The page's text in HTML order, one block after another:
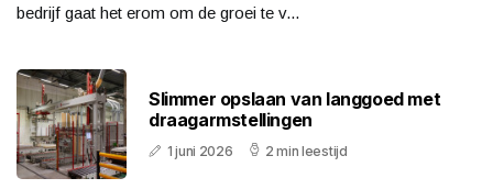
bedrijf gaat het erom om de groei te v...
Slimmer opslaan van langgoed met
draagarmstellingen
1 juni 2026 2 min leestijd